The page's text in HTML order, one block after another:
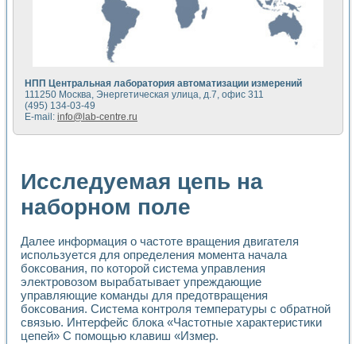
Визуализация моделирования и оптимизации тепловой
Виртуальный прибор для исследования функциональных
Исследование возможности создания экономичного
Исследование кинетики движения макрочастиц в
Метод прогнозирования свойств дисперсных продуктов
Недорогая система управления сверхпроводящим
Применение технологий NI в курсе экспериментальной
Расчет переноса аэрозоля и выпадения осадка в
Применение NI VISION для геометрического анализа в
Система температурной стабилизации
Управление движением с помощью программно -
Система управления асинхронным тиристорным
Лазерный профилометр
Применение средств NATIONAL INSTRUMENTS для
Разработка автоматизированного стенда для
Автоматизированный стенд рентгеновской диагностики
Высокочувствительные оптоэлектронные
Установка для измерения диэлектрических свойств
НПП Центральная лаборатория автоматизации измерений
111250 Москва, Энергетическая улица, д.7, офис 311
(495) 134-03-49
E-mail: info@lab-centre.ru
Исследуемая цепь на
наборном поле
Далее информация о частоте вращения двигателя
используется для определения момента начала
боксования, по которой система управления
электровозом вырабатывает упреждающие
управляющие команды для предотвращения
боксования. Система контроля температуры с обратной
связью. Интерфейс блока «Частотные характеристики
цепей» С помощью клавиш «Измер.